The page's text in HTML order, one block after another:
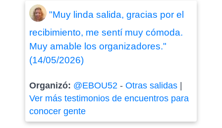
"Muy linda salida, gracias por el
recibimiento, me sentí muy cómoda.
Muy amable los organizadores."
(14/05/2026)
Organizó: @EBOU52- Otras salidas|
Ver más testimonios de encuentros para
conocer gente